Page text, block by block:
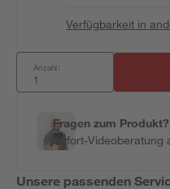
Verfügbarkeit in
Anzahl:
Fragen zum Produkt?
Sofort-
Unsere passenden